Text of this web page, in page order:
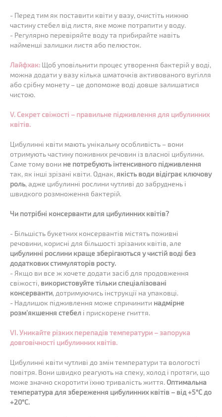
- Перед тим як поставити квіти у вазу, очистіть нижню
частину стебел від листя, яке може потрапити у воду.
- Регулярно перевіряйте воду та прибирайте навіть
найменші залишки листя або пелюсток.
Лайфхак: Щоб уповільнити процес утворення бактерій у воді,
можна додати у вазу кілька шматочків активованого вугілля
або срібну монету – це допоможе воді довше залишатися
чистою.
V. Секрет свіжості – правильне підживлення для цибулинних
квітів.
Цибулинні квіти мають унікальну особливість – вони
отримують частину поживних речовин із власної цибулини.
Саме тому вони не потребують інтенсивного підживлення
так, як інші зрізані квіти. Однак, якість води відіграє ключову
роль, адже цибулинні рослини чутливі до забруднень і
швидкого розмноження бактерій.
Чи потрібні консерванти для цибулинних квітів?
- Більшість букетних консервантів містять поживні
речовини, корисні для більшості зрізаних квітів, але
цибулинні рослини краще зберігаються у чистій воді без
додаткових стимуляторів росту.
- Якщо ви все ж хочете додати засіб для продовження
свіжості, використовуйте тільки спеціалізовані
консерванти, дотримуючись інструкції на упаковці.
- Надлишок підживлення може спричинити надмірне
розм’якшення стебел і прискорене гниття.
VI. Уникайте різких перепадів температури – запорука
довговічності цибулинних квітів.
Цибулинні квіти чутливі до змін температури та вологості
повітря. Вони швидко реагують на спеку, холод і протяги, що
може значно скоротити їхню тривалість життя. Оптимальна
температура для збереження цибулинних квітів – від +5°C до
+20°C.